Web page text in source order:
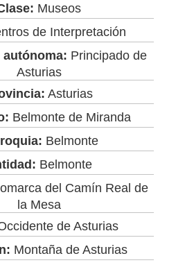
Museos
de Interpretación
Principado de
Asturias
Asturias
Belmonte de Miranda
Belmonte
Belmonte
del Camín Real de
la Mesa
de Asturias
Montaña de Asturias